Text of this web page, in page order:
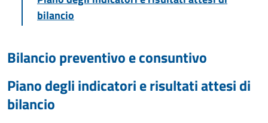
bilancio
Bilancio preventivo e consuntivo
Piano degli indicatori e risultati attesi di
bilancio